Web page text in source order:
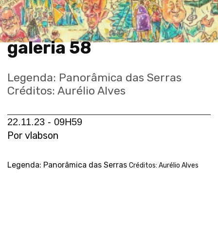
Posts
galeria 58
Legenda: Panorâmica das Serras
Créditos: Aurélio Alves
22.11.23 - 09H59
Por vlabson
Legenda: Panorâmica das Serras Créditos: Aurélio Alves